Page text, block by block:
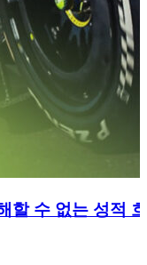
할 수 없는 성적